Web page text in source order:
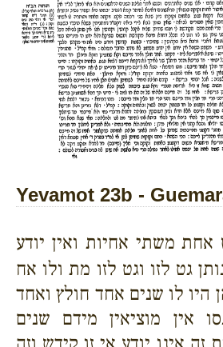
Yevamot 23b -
משתי אחיות ואין יודע
גט לזו וגט לזו מת ולו אח
היו לו שנים אחד חולץ ואחד
אין מוציאין מידם שנים